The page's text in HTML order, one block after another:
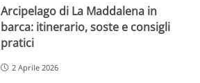
Arcipelago di La Maddalena in
barca: itinerario, soste e consigli
pratici
2 Aprile 2026